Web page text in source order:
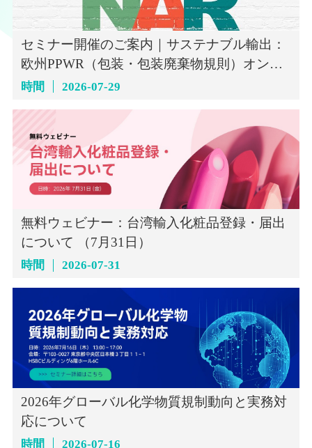
セミナー開催のご案内｜サステナブル輸出：
欧州PPWR（包装・包装廃棄物規則）オンラ
インセミナー（7月29日）
時間 2026-07-29
無料ウェビナー：台湾輸入化粧品登録・届出
について （7月31日）
時間 2026-07-31
2026年グローバル化学物質規制動向と実務対
応について
時間 2026-07-16